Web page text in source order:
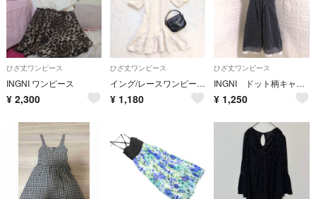
ひざ丈ワンピース
INGNI ワンピース
¥ 2,300
ひざ丈ワンピース
イング/レースワンピース/パフスリーブ/フレア/ひざ丈/白/リボン
¥ 1,180
ひざ丈ワンピース
INGNI ドット柄キャミワンピース M
¥ 1,250